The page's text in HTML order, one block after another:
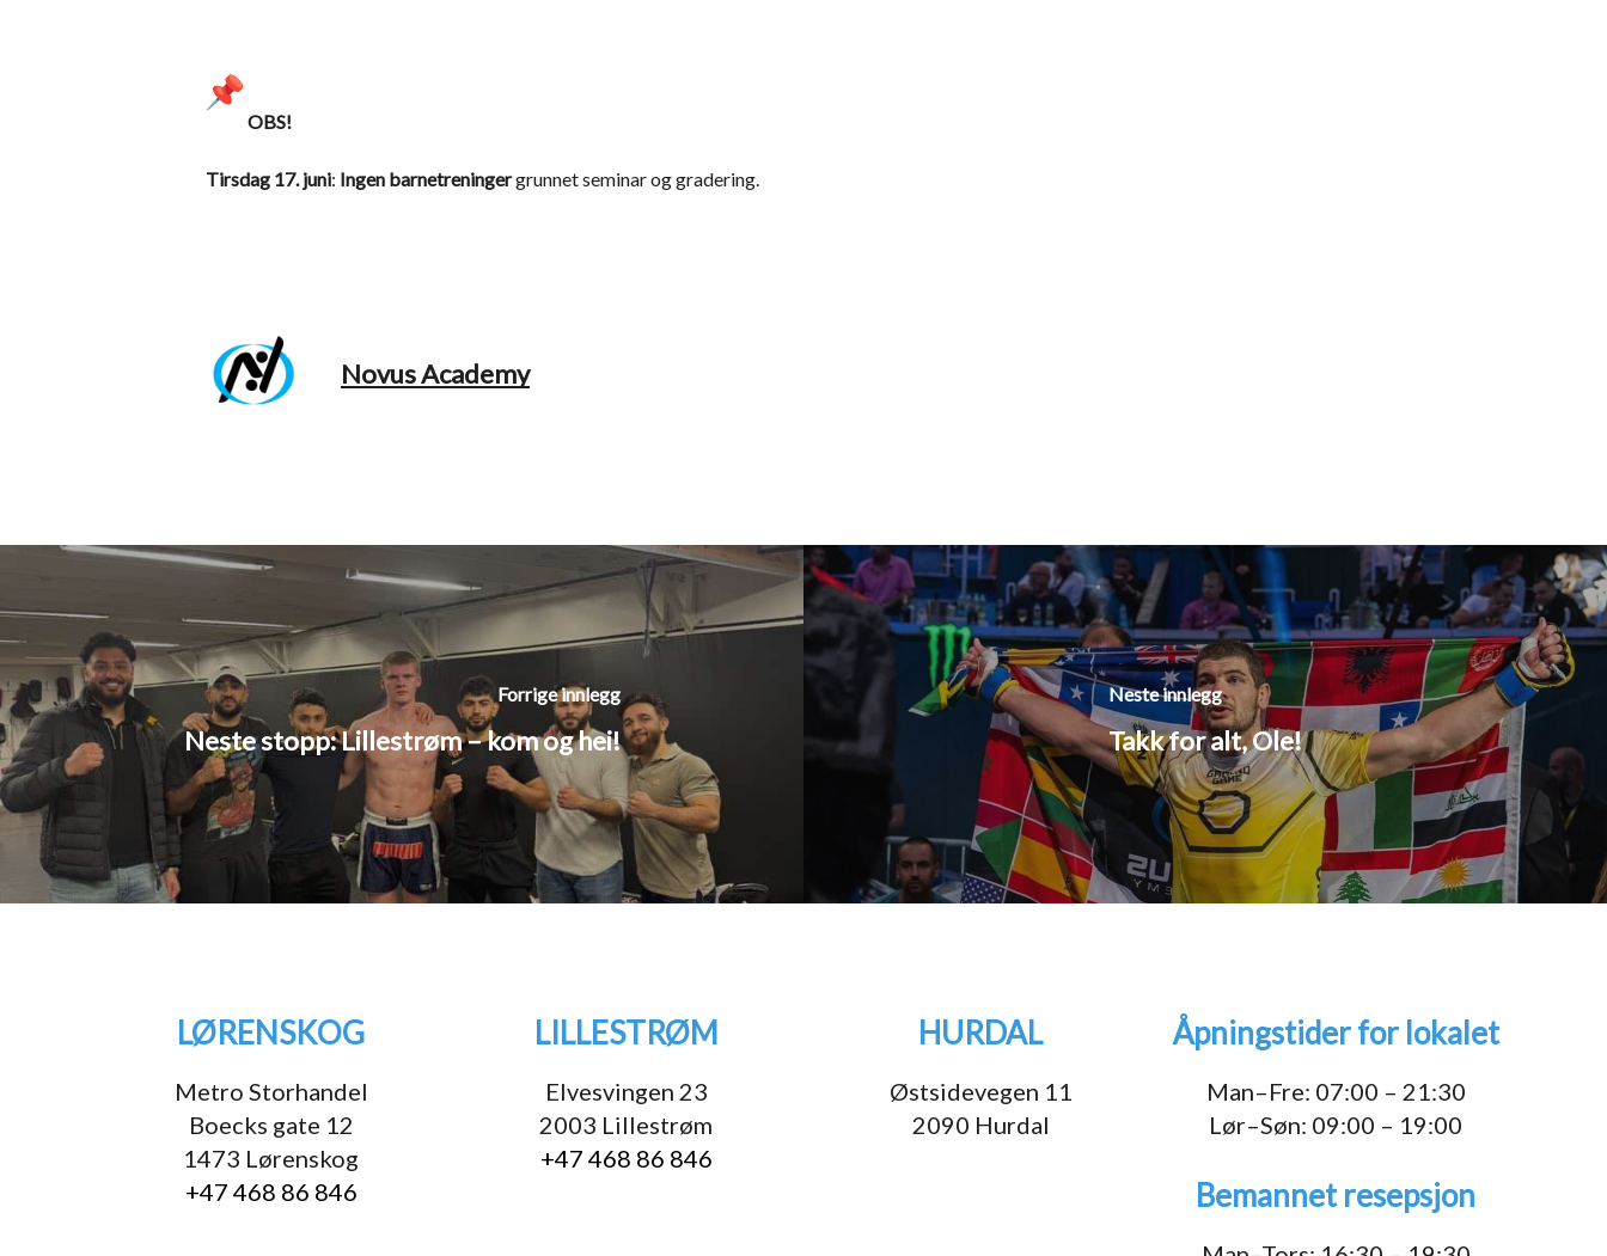
OBS!
Tirsdag 17. juni: Ingen barnetreningergrunnet seminar og gradering.
Novus Academy
Forrige innlegg
Neste stopp: Lillestrøm – kom og hei!
Neste innlegg
Takk for alt, Ole!
LØRENSKOG
Metro Storhandel
Boecks gate 12
1473 Lørenskog
+47 468 86 846
LILLESTRØM
Elvesvingen 23
2003 Lillestrøm
+47 468 86 846
HURDAL
Østsidevegen 11
2090 Hurdal
Åpningstider for lokalet
Man–Fre: 07:00 – 21:30
Lør–Søn: 09:00 – 19:00
Bemannet resepsjon